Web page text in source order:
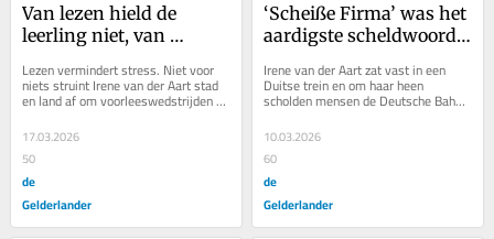
Van lezen hield de
leerling niet, van
maar wel van winnen
Lezen vermindert stress. Niet voor
niets struint Irene van der Aart stad
en land af om voorleeswedstrijden te
presenteren. Met soms bijzondere...
17.03.2026
50
de
Gelderlander
‘Scheiße Firma’ was het
aardigste scheldwoord
Irene van der Aart zat vast in een
Duitse trein en om haar heen
scholden mensen de Deutsche Bahn
heel andere...
10.03.2026
60
de
Gelderlander